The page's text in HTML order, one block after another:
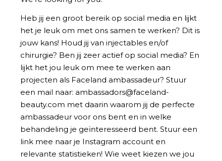
Heb jij een groot bereik op social media en lijkt
het je leuk om met ons samen te werken? Dit is
jouw kans! Houd jij van injectables en/of
chirurgie? Ben jij zeer actief op social media? En
lijkt het jou leuk om mee te werken aan
projecten als Faceland ambassadeur? Stuur
een mail naar: ambassadors@faceland-
beauty.com met daarin waarom jij de perfecte
ambassadeur voor ons bent en in welke
behandeling je geïnteresseerd bent. Stuur een
link mee naar je Instagram account en
relevante statistieken! Wie weet kiezen we jou